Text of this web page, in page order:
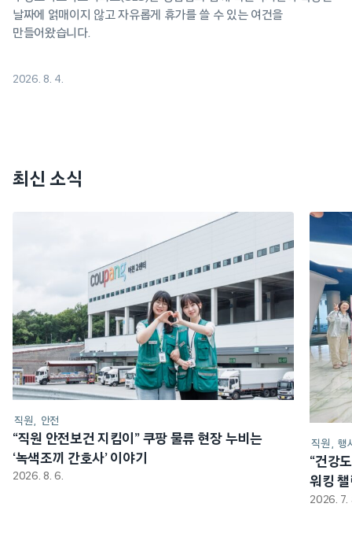
날짜에 얽매이지 않고 자유롭게 휴가를 쓸 수 있는 여건을
만들어왔습니다.
2026. 8. 4.
최신 소식
직원 안전
“직원 안전보건 지킴이” 쿠팡 물류 현장 누비는
‘녹색조끼 간호사’ 이야기
2026. 8. 6.
직원 행
“건강
워킹
2026. 7.